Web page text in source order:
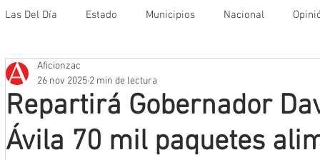
Las Del Día Estado Municipios Nacional
Que no se olvide
Mineros LNBP
Repartirá Gobernador
Ávila 70 mil paquetes
Aficionzac
26 nov 2025 2 min de lectura